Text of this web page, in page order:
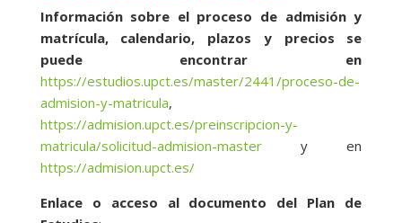
Información sobre el proceso de admisión y
matrícula, calendario, plazos y precios se
puede encontrar en
https://estudios.upct.es/master/2441/proceso-de-
admision-y-matricula,
https://admision.upct.es/preinscripcion-y-
matricula/solicitud-admision-mastery en
https://admision.upct.es/
Enlace o acceso al documento del Plan de